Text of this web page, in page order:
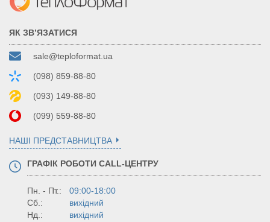
ЯК ЗВ’ЯЗАТИСЯ
sale@teploformat.ua
(098) 859-88-80
(093) 149-88-80
(099) 559-88-80
НАШІ ПРЕДСТАВНИЦТВА
ГРАФІК РОБОТИ CALL-ЦЕНТРУ
Пн. - Пт.:
09:00-18:00
Сб.:
вихідний
Нд.:
вихідний